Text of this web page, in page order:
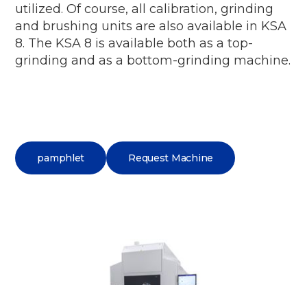
utilized. Of course, all calibration, grinding
and brushing units are also available in KSA
8. The KSA 8 is available both as a top-
grinding and as a bottom-grinding machine.
pamphlet Request Machine